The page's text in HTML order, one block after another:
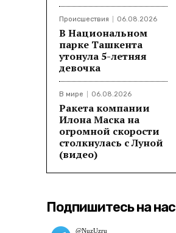
Происшествия 06.08.2026
В Национальном
парке Ташкента
утонула 5-летняя
девочка
В мире 06.08.2026
Ракета компании
Илона Маска на
огромной скорости
столкнулась с Луной
(видео)
Подпишитесь на нас